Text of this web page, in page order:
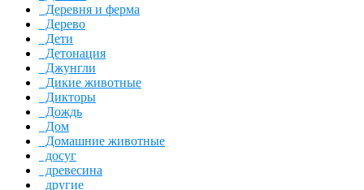
Деревня и ферма
Дерево
Дети
Детонация
Джунгли
Дикие животные
Дикторы
Дождь
Дом
Домашние животные
досуг
древесина
другие